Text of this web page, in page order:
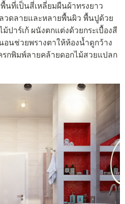
นที่เป็นสี่เหลี่ยมผืนผ้าทรงยาว
วดลายและหลายพื้นผิว พื้นปูด้วย
ปาร์เก้ ผนังตกแต่งด้วยกระเบื้องสี
นช่วยพรางตาให้ห้องน้ำดูกว้าง
กพิมพ์ลายคล้ายดอกไม้สวยแปลก